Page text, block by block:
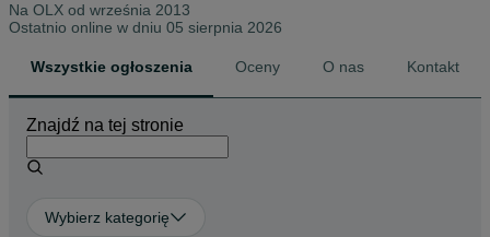
Na OLX od września 2013
Ostatnio online w dniu 05 sierpnia 2026
Wszystkie ogłoszenia Oceny O nas Kontakt
Znajdź na tej stronie
Wybierz kategorię